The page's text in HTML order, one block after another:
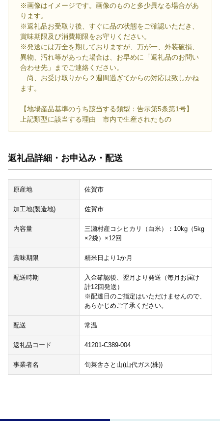
※画像はイメージです。画像のものと多少異なる場合があ
ります。
※返礼品お受取り後、すぐに品の状態をご確認いただき、
賞味期限及び消費期限をお守りください。
※発送には万全を期しておりますが、万が一、外装破損、
異物、汚れ等があった場合は、お早めに「返礼品のお問い
合わせ先」までご連絡ください。
尚、お受け取りから２週間過ぎてからの対応は致しかね
ます。
【地場産品基準のうち該当する類型：告示第5条第1号】
上記類型に該当する理由 市内で生産されたもの
返礼品詳細・お申込み・配送
原産地 佐賀市
加工地(製造地) 佐賀市
内容量
三瀬村産コシヒカリ（白米）：10kg（5kg
×2袋）×12回
賞味期限 精米日より1か月
配送時期
入金確認後、翌月より発送（毎月お届け
計12回発送）
※配達日のご指定はいただけませんので、
あらかじめご了承ください。
配送 常温
返礼品コード 41201-C389-004
事業者名 旬菜舎さと山(山代ガス(株))